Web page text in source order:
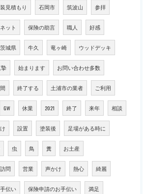
見積もり 石岡市 筑波山 参拝
ット 保険の助言 職人 好感
茨城県 牛久 竜ヶ崎 ウッドデッキ
始まります お問い合わせ多数
終了する 土浦市の業者 ご利用
GW 休業 2021 終了 来年 相談
設置 塗装後 足場がある時に
虫 鳥 糞 お土産
訪問 営業 声かけ 熱心 綺麗
伝い 保険申請のお手伝い 満足